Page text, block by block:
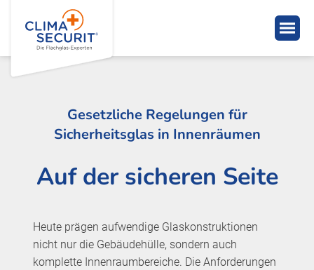
Gesetzliche Regelungen für
Sicherheitsglas in Innenräumen
Auf der sicheren Seite
Heute prägen aufwendige Glaskonstruktionen
nicht nur die Gebäudehülle, sondern auch
komplette Innenraumbereiche. Die Anforderungen